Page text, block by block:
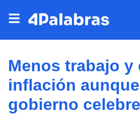
Menos trabajo y
inflación
gobierno celebre